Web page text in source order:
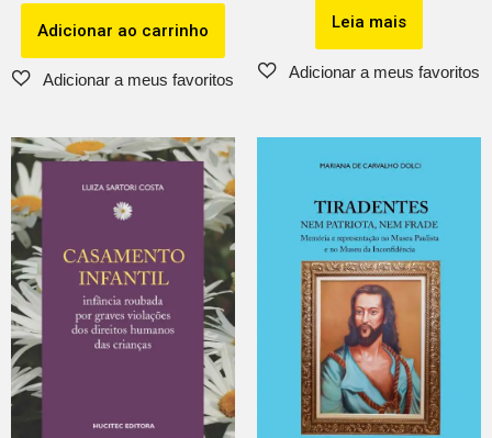
Adicionar ao carrinho Leia mais